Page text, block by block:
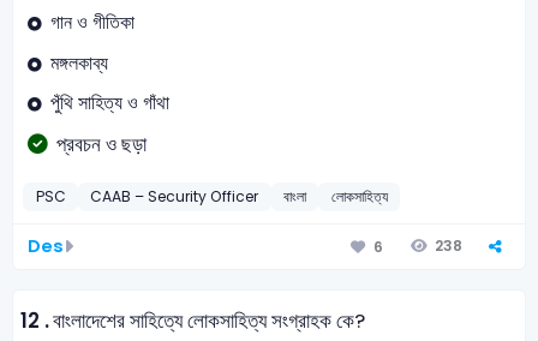
গান ও গীতিকা
মঙ্গলকাব্য
পুঁথি সাহিত্য ও গাঁথা
প্রবচন ও ছড়া
PSC CAAB – Security Officer বাংলা লোকসাহিত্য
Des 6 238
12 .বাংলাদেশের সাহিত্যে লোকসাহিত্য সংগ্রাহক কে?